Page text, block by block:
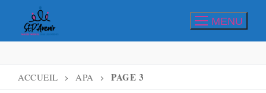
MENU
ACCUEIL APA PAGE 3